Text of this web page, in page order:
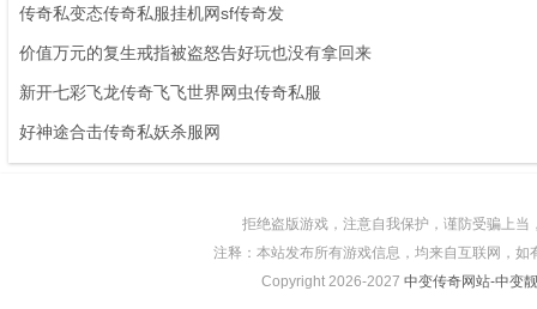
传奇私变态传奇私服挂机网sf传奇发
价值万元的复生戒指被盗怒告好玩也没有拿回来
新开七彩飞龙传奇飞飞世界网虫传奇私服
好神途合击传奇私妖杀服网
拒绝盗版游戏，注意自我保护，谨防受骗上
注释：本站发布所有游戏信息，均来自互联网，
Copyright 2026-2027 中变传奇网站-中变